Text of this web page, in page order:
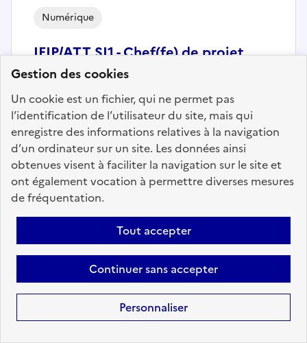
Gestion des cookies
Un cookie est un fichier, qui ne permet pas
l’identification de l’utilisateur du site, mais qui
enregistre des informations relatives à la navigation
d’un ordinateur sur un site. Les données ainsi
obtenues visent à faciliter la navigation sur le site et
ont également vocation à permettre diverses mesures
de fréquentation.
Tout accepter
Continuer sans accepter
Personnaliser
IFIP/ATT SI1 - Chef(fe) de projet
maîtrise d'oeuvre H/F
Numérique
Localisation :
Seine Saint-Denis(93)
Fonction publique :
Fonction publique de l'État
Employeur :
SI1 - Bureau de l'architecture et des normes
En ligne depuis le 24 juillet 2026
Ajouter aux favoris
Précédent
Téléchargez dès à